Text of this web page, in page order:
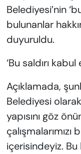
Belediyesi’nin
bulunanlar
duyuruldu.
‘Bu saldırı kabul
Açıklamada,
Belediyesi
yapısını göz
içerisindeyiz.